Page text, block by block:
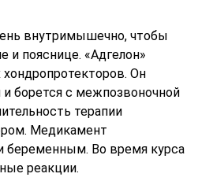
внутримышечно, чтобы
и пояснице. «Адгелон»
Он
борется с межпозвоночной
терапии
Медикамент
беременным. Во время курса
реакции.